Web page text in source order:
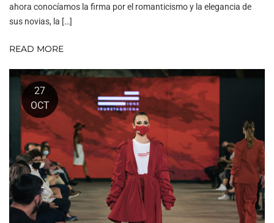
ahora conocíamos la firma por el romanticismo y la elegancia de
sus novias, la […]
READ MORE
27
OCT